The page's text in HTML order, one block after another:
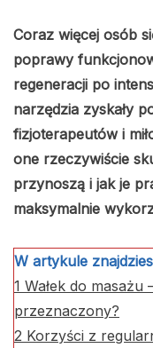
Coraz więcej osób
poprawy
regeneracji po
narzędzia zyskały
fizjoterapeutów i
one rzeczywiście
przynoszą i jak je
maksymalnie
W artykule
1 Wałek do masażu
przeznaczony?
2 Korzyści z